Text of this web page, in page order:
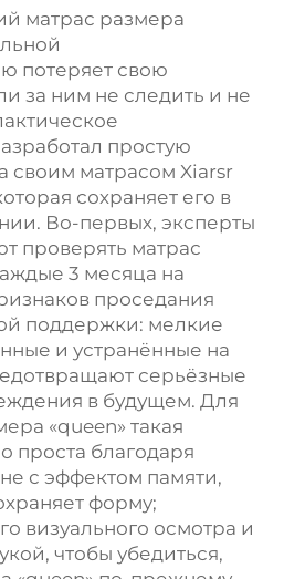
матрас размера
потеряет свою
за ним не следить и не
простую
своим матрасом Xiarsr
сохраняет его в
Во-первых, эксперты
проверять матрас
3 месяца на
проседания
поддержки: мелкие
и устранённые на
серьёзные
в будущем. Для
«queen» такая
проста благодаря
с эффектом памяти,
форму;
визуального осмотра и
чтобы убедиться,